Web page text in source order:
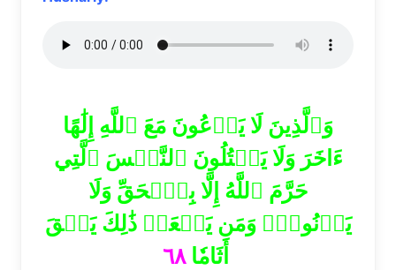
وَٱلَّذِينَ لَا يَدۡعُونَ مَعَ ٱللَّهِ إِلَٰهًا
ءَاخَرَ وَلَا يَقۡتُلُونَ ٱلنَّفۡسَ ٱلَّتِي
حَرَّمَ ٱللَّهُ إِلَّا بِٱلۡحَقِّ وَلَا
يَزۡنُونَۚ وَمَن يَفۡعَلۡ ذَٰلِكَ يَلۡقَ
أَثَامٗا٦٨